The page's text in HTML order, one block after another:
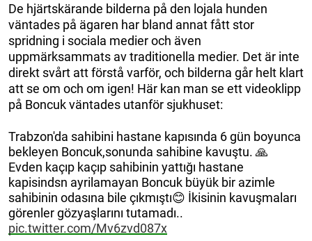
De hjärtskärande bilderna på den lojala hunden
väntades på ägaren har bland annat fått stor
spridning i sociala medier och även
uppmärksammats av traditionella medier. Det är inte
direkt svårt att förstå varför, och bilderna går helt klart
att se om och om igen! Här kan man se ett videoklipp
på Boncuk väntades utanför sjukhuset:
Trabzon'da sahibini hastane kapısında 6 gün boyunca
bekleyen Boncuk,sonunda sahibine kavuştu. 🙏
Evden kaçıp kaçıp sahibinin yattığı hastane
kapisindsn ayrilamayan Boncuk büyük bir azimle
sahibinin odasına bile çıkmıştı😊 İkisinin kavuşmaları
görenler gözyaşlarını tutamadı..
pic.twitter.com/Mv6zvd087x